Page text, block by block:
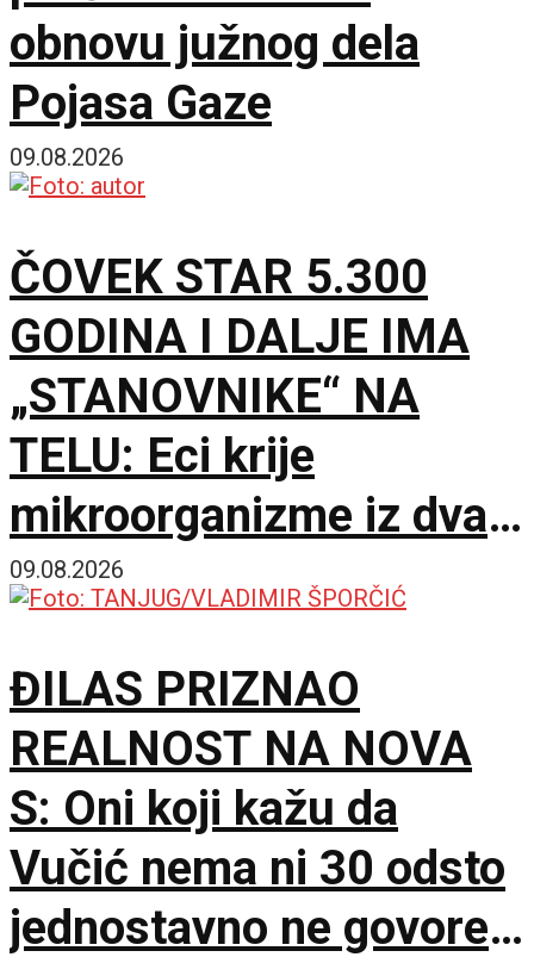
obnovu južnog dela
Pojasa Gaze
09.08.2026
ČOVEK STAR 5.300
GODINA I DALJE IMA
„STANOVNIKE“ NA
TELU: Eci krije
mikroorganizme iz dva
potpuno različita sveta
09.08.2026
ĐILAS PRIZNAO
REALNOST NA NOVA
S: Oni koji kažu da
Vučić nema ni 30 odsto
jednostavno ne govore